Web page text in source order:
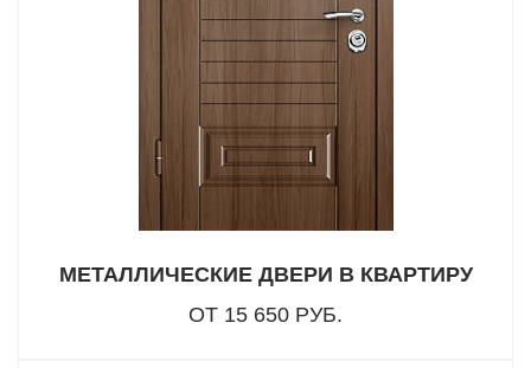
МЕТАЛЛИЧЕСКИЕ ДВЕРИ В КВАРТИРУ
ОТ 15 650 РУБ.